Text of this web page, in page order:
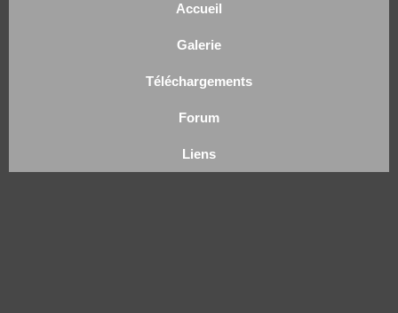
Accueil
Galerie
Téléchargements
Forum
Liens